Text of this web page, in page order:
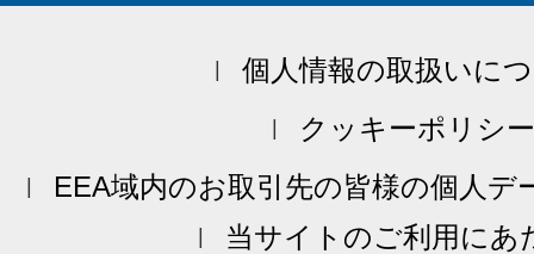
個人情報の取扱いに
クッキーポリシー
EEA域内のお取引先の皆様の個人デ
当サイトのご利用にあ